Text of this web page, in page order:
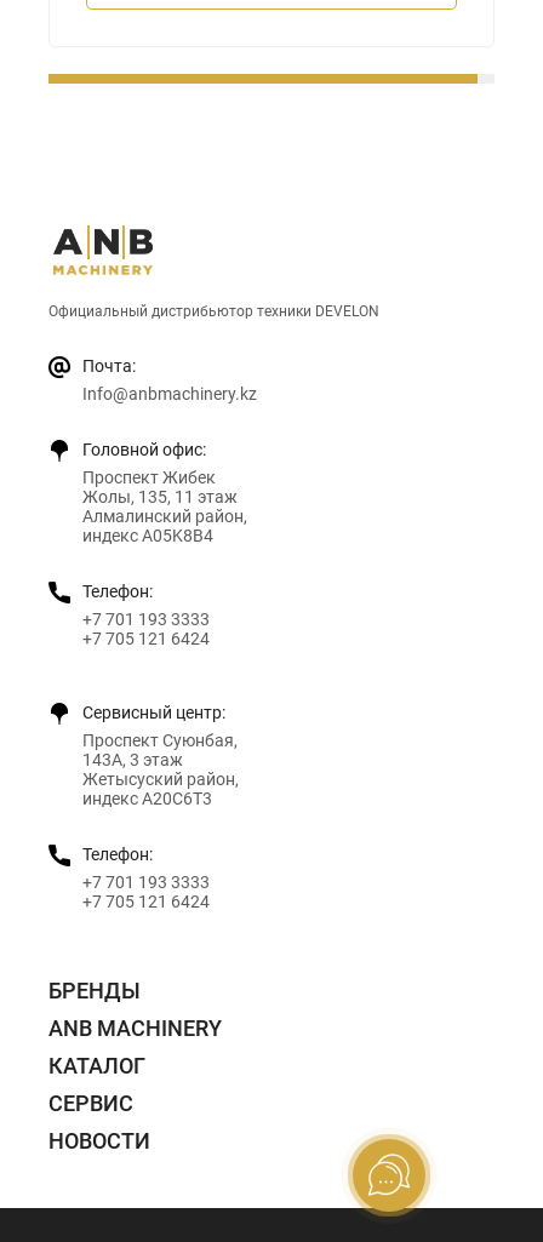
Официальный дистрибьютор техники DEVELON
Почта:
Info@anbmachinery.kz
Головной офис:
Проспект Жибек
Жолы, 135, 11 этаж
Алмалинский район,
индекс A05K8B4
Телефон:
+7 701 193 3333
+7 705 121 6424
Сервисный центр:
Проспект Суюнбая,
143А, 3 этаж
Жетысуский район,
индекс A20C6T3
Телефон:
+7 701 193 3333
+7 705 121 6424
БРЕНДЫ
ANB MACHINERY
КАТАЛОГ
СЕРВИС
НОВОСТИ